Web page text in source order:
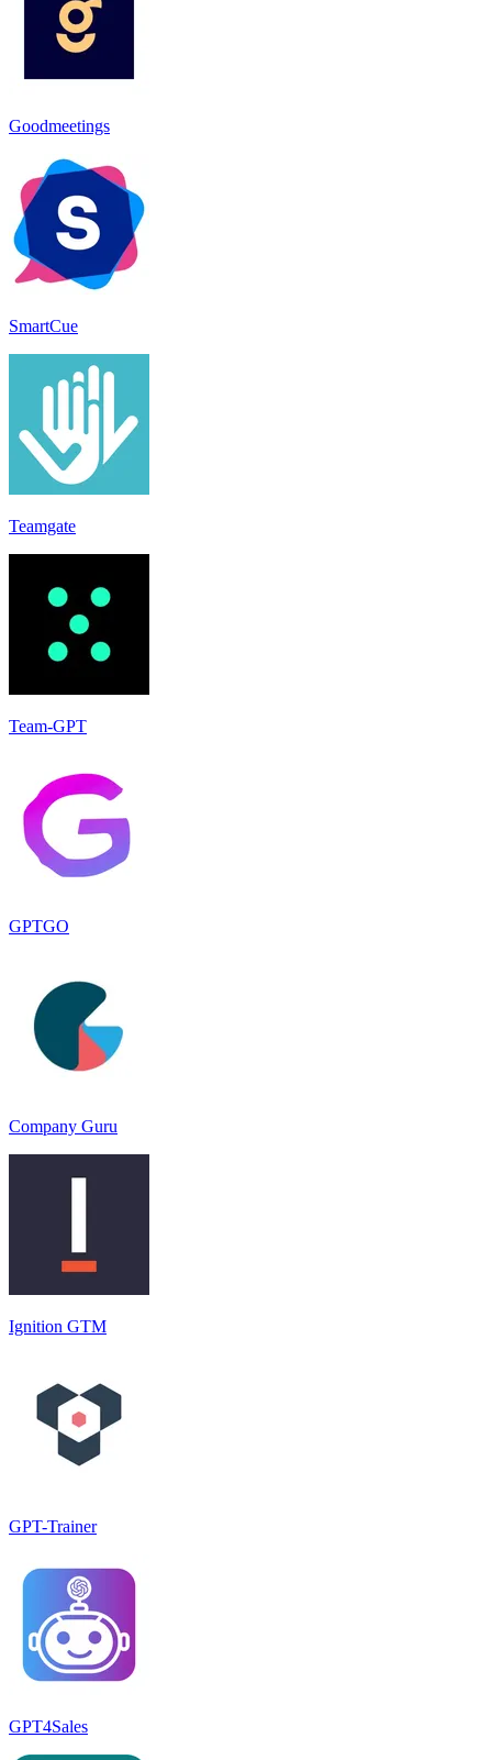
Goodmeetings
SmartCue
Teamgate
Team-GPT
GPTGO
Company Guru
Ignition GTM
GPT-Trainer
GPT4Sales